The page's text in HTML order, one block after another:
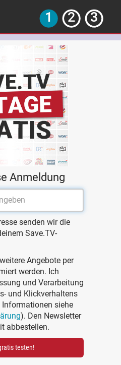
Anmeldung
senden wir die
Save.TV-
Angebote per
werden. Ich
und Verarbeitung
und Klickverhaltens
siehe
). Den Newsletter
abbestellen.
testen!